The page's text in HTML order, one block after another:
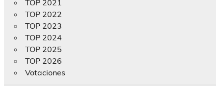
TOP 2021
TOP 2022
TOP 2023
TOP 2024
TOP 2025
TOP 2026
Votaciones